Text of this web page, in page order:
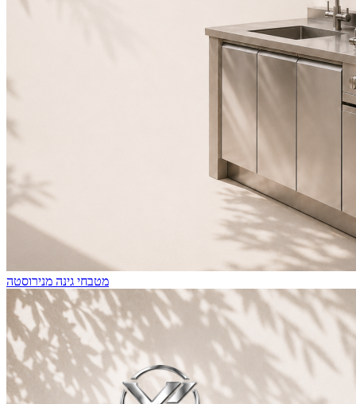
מטבחי גינה מנירוסטה